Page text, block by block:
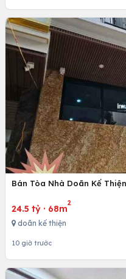
Bán Tòa Nhà Doãn Kế
24.5 tỷ · 68m
2
doãn kế thiện
10 giờ trước